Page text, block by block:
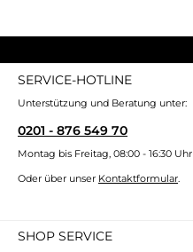
SERVICE-HOTLINE
Unterstützung und Beratung unter:
0201 - 876 549 70
Montag bis Freitag, 08:00 - 16:30 Uhr
Oder über unser Kontaktformular.
SHOP SERVICE